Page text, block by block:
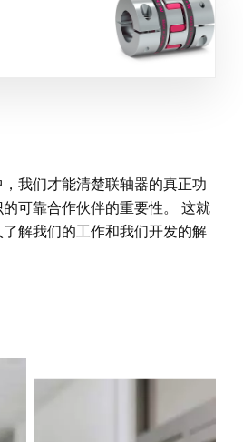
我们才能清楚联轴器的真正功
可靠合作伙伴的重要性。 这就
解我们的工作和我们开发的解